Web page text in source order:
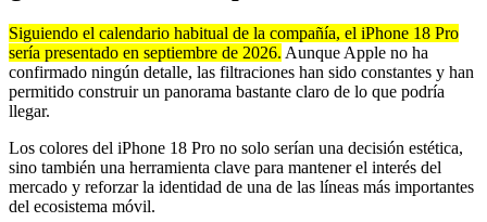
Siguiendo el calendario habitual de la compañía, el iPhone 18 Pro
sería presentado en septiembre de 2026. Aunque Apple no ha
confirmado ningún detalle, las filtraciones han sido constantes y han
permitido construir un panorama bastante claro de lo que podría
llegar.
Los colores del iPhone 18 Pro no solo serían una decisión estética,
sino también una herramienta clave para mantener el interés del
mercado y reforzar la identidad de una de las líneas más importantes
del ecosistema móvil.